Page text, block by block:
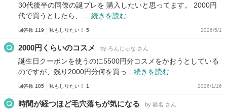
30代後半の同僚の誕プレを 購入したいと思ってます。 2000円
代で買うとしたら、 … 続きを読む
回答数 119 私もしりたい！ 5 2026/5/1
2000円くらいのコスメ by ろんじゅな さん
誕生日クーポンを使うのに5500円分コスメをかおうとしている
のですが、残り2000円分何を買っ… 続きを読む
回答数 185 私もしりたい！ 1 2026/1/16
時間が経つほど毛穴落ちが気になる by 匿名 さん